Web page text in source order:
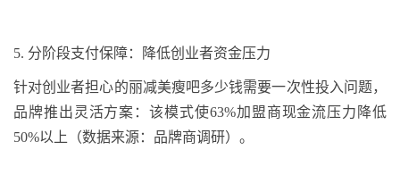
5. 分阶段支付保障：降低创业者资金压力
针对创业者担心的丽减美瘦吧多少钱需要一次性投入问题，
品牌推出灵活方案：该模式使63%加盟商现金流压力降低
50%以上（数据来源：品牌商调研）。